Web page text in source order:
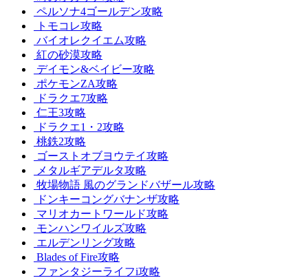
ペルソナ4ゴールデン攻略
トモコレ攻略
バイオレクイエム攻略
紅の砂漠攻略
デイモン&ベイビー攻略
ポケモンZA攻略
ドラクエ7攻略
仁王3攻略
ドラクエ1・2攻略
桃鉄2攻略
ゴーストオブヨウテイ攻略
メタルギアデルタ攻略
牧場物語 風のグランドバザール攻略
ドンキーコングバナンザ攻略
マリオカートワールド攻略
モンハンワイルズ攻略
エルデンリング攻略
Blades of Fire攻略
ファンタジーライフi攻略